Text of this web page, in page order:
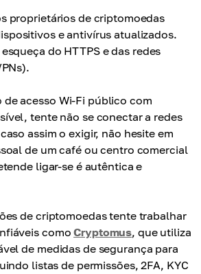
proprietários de criptomoedas
e antivírus atualizados.
do HTTPS e das redes
de acesso Wi-Fi público com
tente não se conectar a redes
assim o exigir, não hesite em
de um café ou centro comercial
ligar-se é autêntica e
de criptomoedas tente trabalhar
comoCryptomus, que utiliza
de medidas de segurança para
listas de permissões, 2FA, KYC